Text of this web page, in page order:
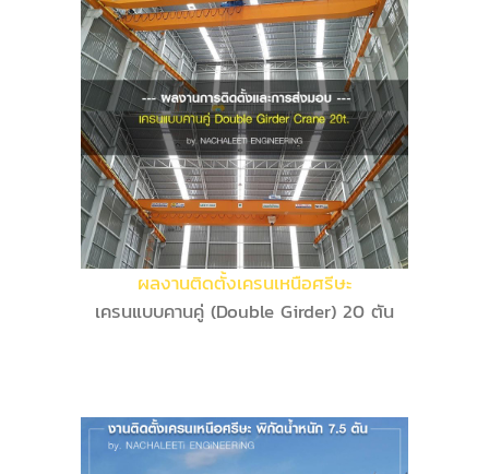
ผลงานติดตั้งเครนเหนือศรีษะ
เครนแบบคานคู่ (Double Girder) 20 ตัน